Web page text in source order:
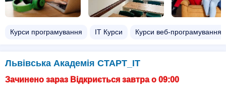
Курси програмування ІТ Курси Курси веб-програмування
Львівська Академія СТАРТ_ІТ
Зачинено зараз Відкриється завтра о 09:00